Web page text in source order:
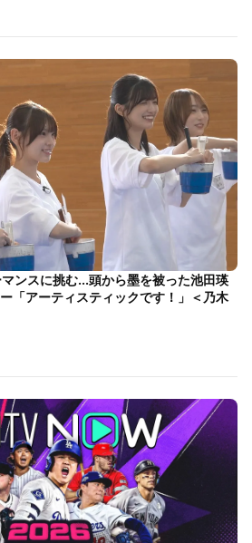
ンスに挑む…頭から墨を被った池田瑛
「アーティスティックです！」＜乃木